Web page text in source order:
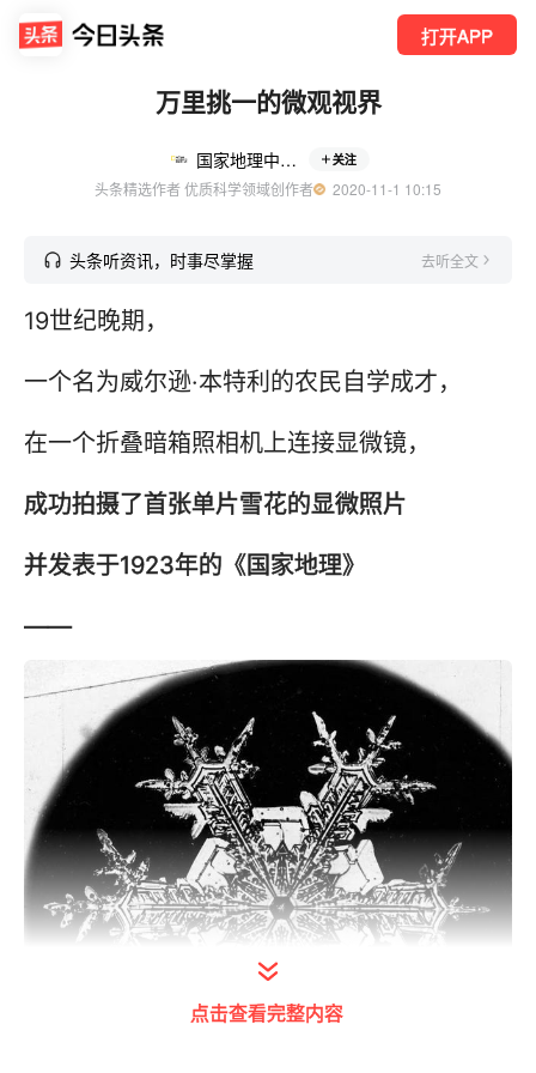
打开APP
万里挑一的微观视界
国家地理中文网 关注
头条精选作者 优质科学领域创作者
  2020-11-1 10:15
头条听资讯，时事尽掌握 去听全文
19世纪晚期，
一个名为威尔逊·本特利的农民自学成才，
在一个折叠暗箱照相机上连接显微镜，
成功拍摄了首张单片雪花的显微照片
并发表于1923年的《国家地理》
——
点击查看完整内容